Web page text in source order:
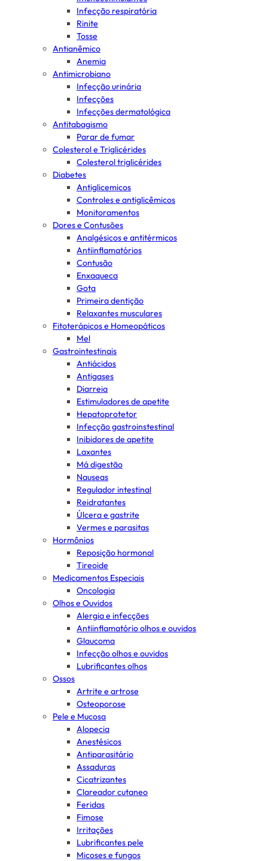
Infecção respiratória
Rinite
Tosse
Antianêmico
Anemia
Antimicrobiano
Infecção urinária
Infecções
Infecções dermatológica
Antitabagismo
Parar de fumar
Colesterol e Triglicérides
Colesterol triglicérides
Diabetes
Antiglicemicos
Controles e antiglicêmicos
Monitoramentos
Dores e Contusões
Analgésicos e antitérmicos
Antiinflamatórios
Contusão
Enxaqueca
Gota
Primeira dentição
Relaxantes musculares
Fitoterápicos e Homeopáticos
Mel
Gastrointestinais
Antiácidos
Antigases
Diarreia
Estimuladores de apetite
Hepatoprotetor
Infecção gastroinstestinal
Inibidores de apetite
Laxantes
Má digestão
Nauseas
Regulador intestinal
Reidratantes
Úlcera e gastrite
Vermes e parasitas
Hormônios
Reposição hormonal
Tireoide
Medicamentos Especiais
Oncologia
Olhos e Ouvidos
Alergia e infecções
Antiinflamatório olhos e ouvidos
Glaucoma
Infecção olhos e ouvidos
Lubrificantes olhos
Ossos
Artrite e artrose
Osteoporose
Pele e Mucosa
Alopecia
Anestésicos
Antiparasitário
Assaduras
Cicatrizantes
Clareador cutaneo
Feridas
Fimose
Irritações
Lubrificantes pele
Micoses e fungos